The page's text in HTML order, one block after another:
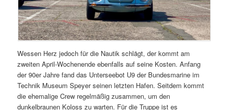
Wessen Herz jedoch für die Nautik schlägt, der kommt am
zweiten April-Wochenende ebenfalls auf seine Kosten. Anfang
der 90er Jahre fand das Unterseebot U9 der Bundesmarine im
Technik Museum Speyer seinen letzten Hafen. Seitdem kommt
die ehemalige Crew regelmäßig zusammen, um den
dunkelbraunen Koloss zu warten. Für die Truppe ist es